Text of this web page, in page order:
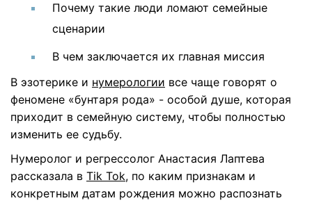
Почему такие люди ломают семейные
сценарии
В чем заключается их главная миссия
В эзотерике и нумерологии все чаще говорят о
феномене «бунтаря рода» - особой душе, которая
приходит в семейную систему, чтобы полностью
изменить ее судьбу.
Нумеролог и регрессолог Анастасия Лаптева
рассказала в Tik Tok, по каким признакам и
конкретным датам рождения можно распознать